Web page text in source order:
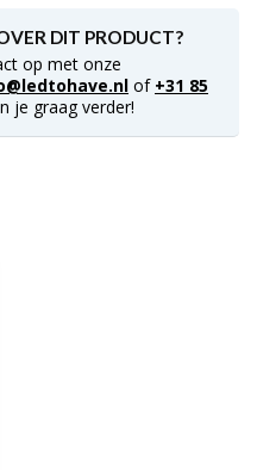
DIT PRODUCT?
op met onze
of +31 85
je graag verder!